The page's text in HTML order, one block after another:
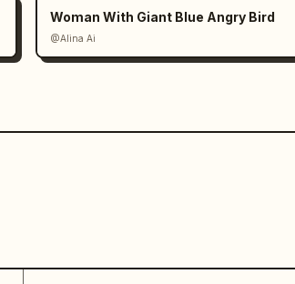
Woman With Giant Blue Angry Bird
@Alina Ai